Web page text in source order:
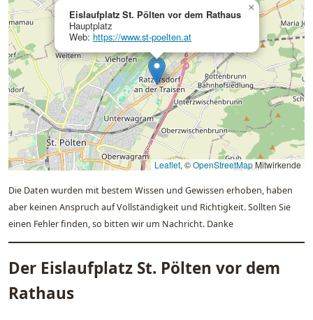
Eislaufplatz St. Pölten vor dem Rathaus
Hauptplatz
Web: https://www.st-poelten.at
×
Leaflet, ©OpenStreetMap Mitwirkende
Die Daten wurden mit bestem Wissen und Gewissen erhoben, haben
aber keinen Anspruch auf Vollständigkeit und Richtigkeit. Sollten Sie
einen Fehler finden, so bitten wir um Nachricht. Danke
Der Eislaufplatz St. Pölten vor dem
Rathaus